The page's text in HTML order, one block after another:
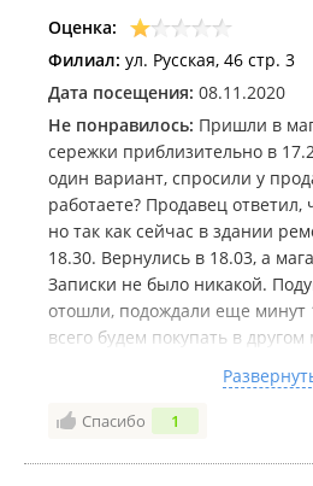
Оценка:
Филиал: ул. Русская, 46 стр. 3
Дата посещения: 08.11.2020
Не понравилось: Пришли в
сережки приблизительно в
один вариант, спросили у
работаете? Продавец
но так как сейчас в здании
18.30. Вернулись в 18.03, а
Записки не было никакой.
отошли, подождали еще минут
всего будем покупать в
рынке, а так без ответственно
Девушка расстроена, что не
Спасибо 1